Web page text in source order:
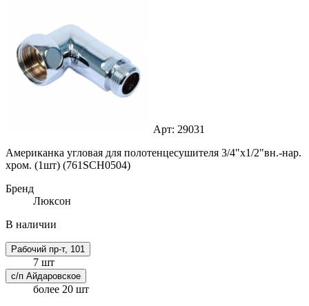
Арт: 29031
Американка угловая для полотенцесушителя 3/4"х1/2"вн.-нар.
хром. (1шт) (761SCH0504)
Бренд
Люксон
В наличии
Рабочий пр-т, 101
7 шт
с/п Айдаровское
более 20 шт